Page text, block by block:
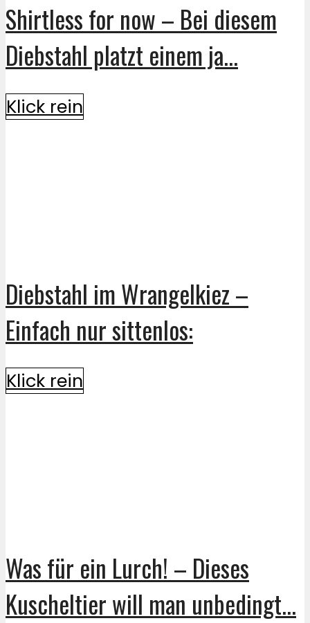
Shirtless for now – Bei diesem
Diebstahl platzt einem ja...
Klick rein
Diebstahl im Wrangelkiez –
Einfach nur sittenlos:
Klick rein
Was für ein Lurch! – Dieses
Kuscheltier will man unbedingt...